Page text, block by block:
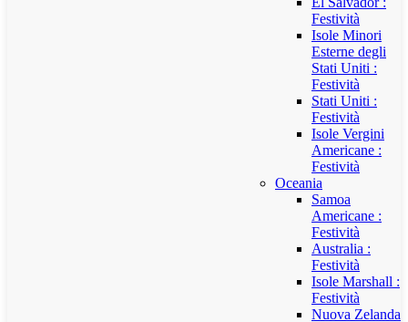
Festività
Isole Minori
Esterne degli
Stati Uniti :
Festività
Stati Uniti :
Festività
Isole Vergini
Americane :
Festività
Oceania
Samoa
Americane :
Festività
Australia :
Festività
Isole Marshall :
Festività
Nuova Zelanda